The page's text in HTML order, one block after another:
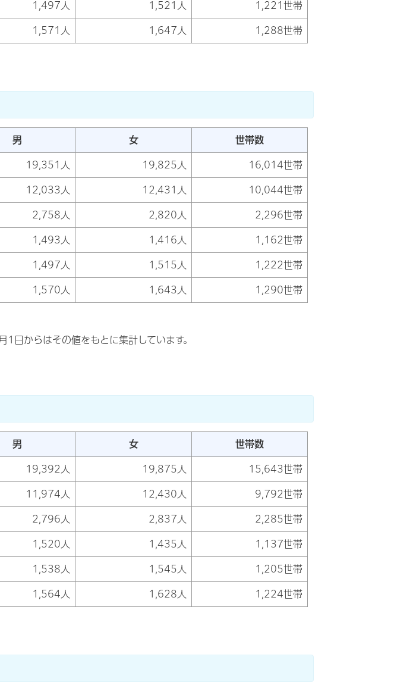
1,497人 1,521人 1,221世帯
1,571人 1,647人 1,288世帯
男 女 世帯数
19,351人 19,825人 16,014世帯
12,033人 12,431人 10,044世帯
2,758人 2,820人 2,296世帯
1,493人 1,416人 1,162世帯
1,497人 1,515人 1,222世帯
1,570人 1,643人 1,290世帯
日からはその値をもとに集計しています。
男 女 世帯数
19,392人 19,875人 15,643世帯
11,974人 12,430人 9,792世帯
2,796人 2,837人 2,285世帯
1,520人 1,435人 1,137世帯
1,538人 1,545人 1,205世帯
1,564人 1,628人 1,224世帯